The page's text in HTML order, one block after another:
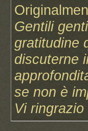
Gentili
gratitudine
discuterne
se non è
Vi